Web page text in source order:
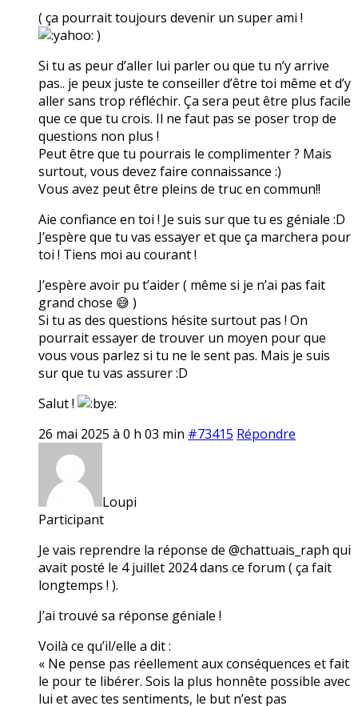
( ça pourrait toujours devenir un super ami !
)
Si tu as peur d’aller lui parler ou que tu n’y arrive
pas.. je peux juste te conseiller d’être toi même et d’y
aller sans trop réfléchir. Ça sera peut être plus facile
que ce que tu crois. Il ne faut pas se poser trop de
questions non plus !
Peut être que tu pourrais le complimenter ? Mais
surtout, vous devez faire connaissance :)
Vous avez peut être pleins de truc en commun!!
Aie confiance en toi ! Je suis sur que tu es géniale :D
J’espère que tu vas essayer et que ça marchera pour
toi ! Tiens moi au courant !
J’espère avoir pu t’aider ( même si je n’ai pas fait
grand chose 😅 )
Si tu as des questions hésite surtout pas ! On
pourrait essayer de trouver un moyen pour que
vous vous parlez si tu ne le sent pas. Mais je suis
sur que tu vas assurer :D
Salut !
26 mai 2025 à 0 h 03 min #73415 Répondre
Loupi
Participant
Je vais reprendre la réponse de @chattuais_raph qui
avait posté le 4 juillet 2024 dans ce forum ( ça fait
longtemps ! ).
J’ai trouvé sa réponse géniale !
Voilà ce qu’il/elle a dit :
« Ne pense pas réellement aux conséquences et fait
le pour te libérer. Sois la plus honnête possible avec
lui et avec tes sentiments, le but n’est pas